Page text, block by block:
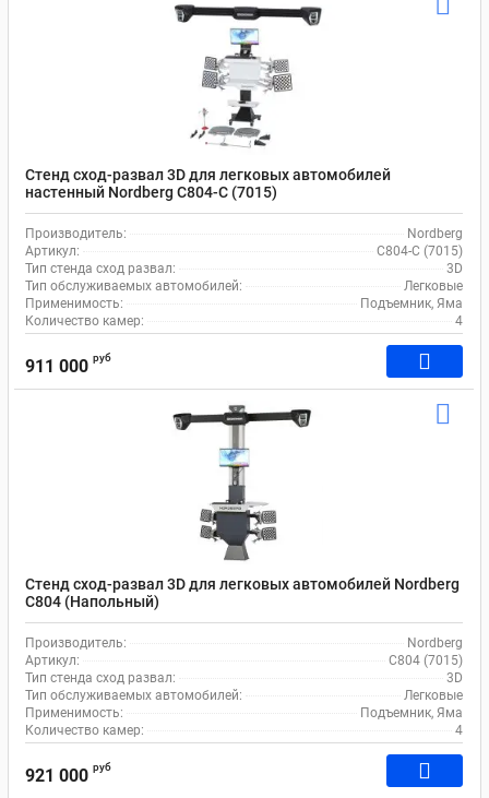
Стенд сход-развал 3D для легковых автомобилей
настенный Nordberg C804-C (7015)
Производитель:
Nordberg
Артикул:
C804-C (7015)
Тип стенда сход развал:
3D
Тип обслуживаемых автомобилей:
Легковые
Применимость:
Подъемник, Яма
Количество камер:
4
911 000 руб
Стенд сход-развал 3D для легковых автомобилей Nordberg
C804 (Напольный)
Производитель:
Nordberg
Артикул:
C804 (7015)
Тип стенда сход развал:
3D
Тип обслуживаемых автомобилей:
Легковые
Применимость:
Подъемник, Яма
Количество камер:
4
921 000 руб